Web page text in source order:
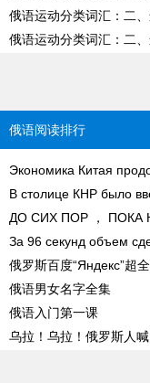
俄语运动分类词汇：二
俄语运动分类词汇：二
俄语阅读排行
Экономика Китая
2021 года
В столице КНР было
19
ДО СИХ ПОР ， ПОКА
За 96 секунд объем
холостяков" на
俄罗斯百度“Яндекс”超
俄语男女名字全集
俄语入门第一课
乌拉！乌拉！俄罗斯人